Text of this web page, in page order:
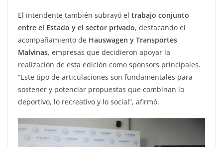
El intendente también subrayó el trabajo conjunto
entre el Estado y el sector privado, destacando el
acompañamiento de Hauswagen y Transportes
Malvinas, empresas que decidieron apoyar la
realización de esta edición como sponsors principales.
“Este tipo de articulaciones son fundamentales para
sostener y potenciar propuestas que combinan lo
deportivo, lo recreativo y lo social”, afirmó.